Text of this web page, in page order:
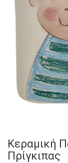
Κεραμική
Πρίγκιπας